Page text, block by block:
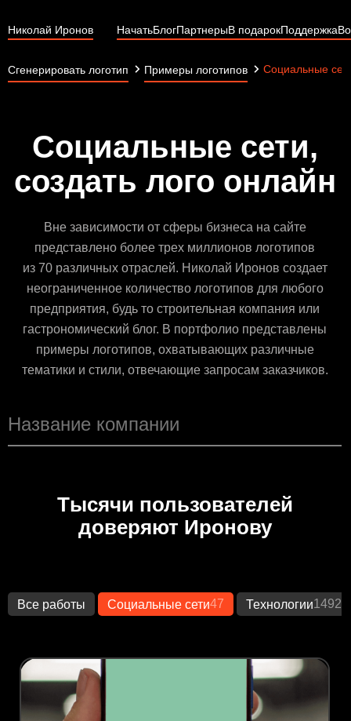
Николай Иронов НачатьБлогПартнерыВ подарокПоддержка
Сгенерировать логотип Примеры логотипов Социальные
Социальные сети,
создать лого онлайн
Вне зависимости от сферы бизнеса на сайте
представлено более трех миллионов логотипов
из 70 различных отраслей. Николай Иронов создает
неограниченное количество логотипов для любого
предприятия, будь то строительная компания или
гастрономический блог. В портфолио представлены
примеры логотипов, охватывающих различные
тематики и стили, отвечающие запросам заказчиков.
Тысячи пользователей
доверяют Иронову
Все работы Социальные сети47 Технологии1492